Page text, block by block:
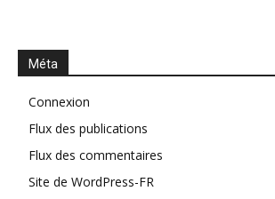
Méta
Connexion
Flux des publications
Flux des commentaires
Site de WordPress-FR